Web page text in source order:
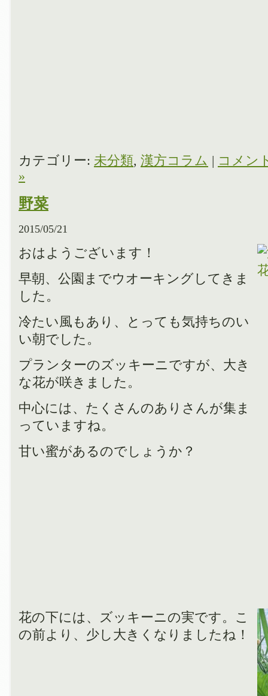
カテゴリー: 未分類, 漢方コラム | コメン
»
野菜
2015/05/21
おはようございます！
早朝、公園までウオーキングしてきま
した。
冷たい風もあり、とっても気持ちのい
い朝でした。
プランターのズッキーニですが、大き
な花が咲きました。
中心には、たくさんのありさんが集ま
っていますね。
甘い蜜があるのでしょうか？
花の下には、ズッキーニの実です。こ
の前より、少し大きくなりましたね！